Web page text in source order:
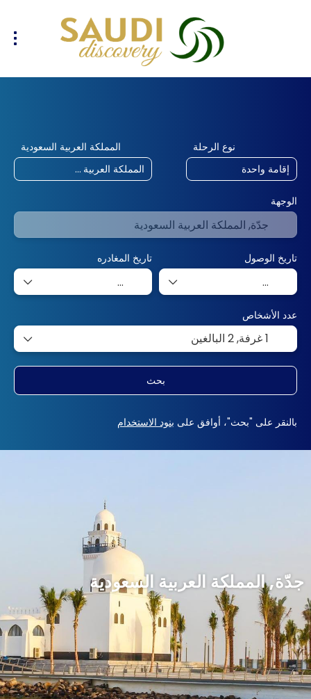
جدّة, المملكة العربية السعودية
نوع الرحلة المملكة العربية السعودية
الوجهة
تاريخ الوصول تاريخ المغادره
عدد الأشخاص
1 غرفة, 2 البالغين
بحث
بالنقر على "بحث"، أوافق على بنود الاستخدام